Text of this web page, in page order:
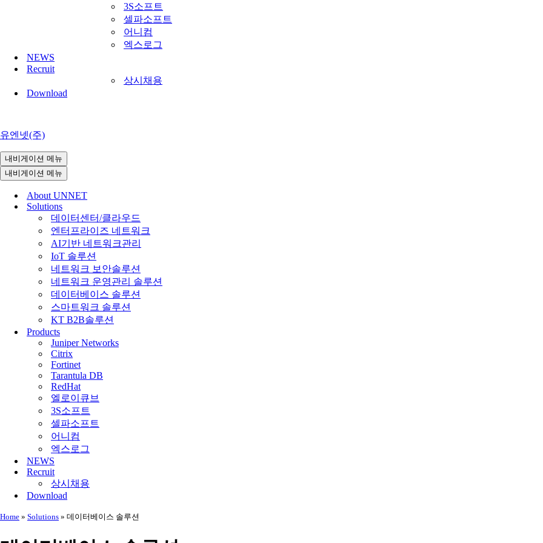
3S소프트
셀파소프트
어니컴
엑스로그
NEWS
Recruit
상시채용
Download
유엔넷(주)
내비게이션 메뉴
내비게이션 메뉴
About UNNET
Solutions
데이터센터/클라우드
엔터프라이즈 네트워크
AI기반 네트워크관리
IoT 솔루션
네트워크 보안솔루션
네트워크 운영관리 솔루션
데이터베이스 솔루션
스마트워크 솔루션
KT B2B솔루션
Products
Juniper Networks
Citrix
Fortinet
Tarantula DB
RedHat
엘로이큐브
3S소프트
셀파소프트
어니컴
엑스로그
NEWS
Recruit
상시채용
Download
Home » Solutions » 데이터베이스 솔루션